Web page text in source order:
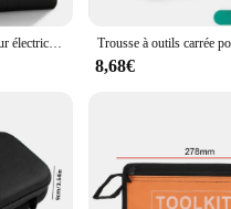
efficiency. The design is
that you can work
for those who need to carry a
this malette d outil is
is an essential addition to any
sleek design and practical
Sac à outils étanche pour électricien, pochette multi-poches, outil d'évaluation, poudres, capacité supérieure de 30%
8,68€